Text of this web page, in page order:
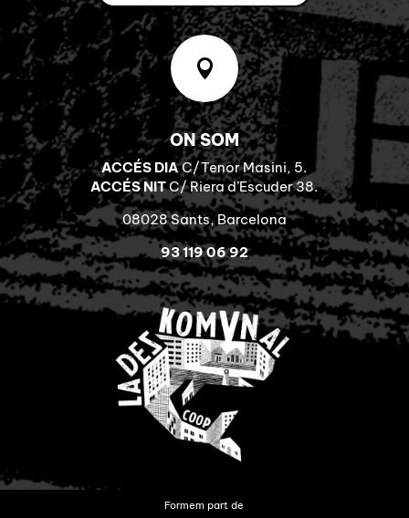

ON SOM
ACCÉS DIAC/Tenor Masini, 5.
ACCÉS NITC/ Riera d’Escuder 38.
08028 Sants, Barcelona
93 119 06 92
Formem part de